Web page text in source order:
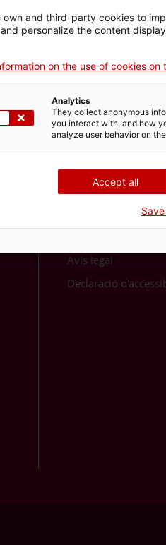
Més Informació
Política de galetes
Avís legal
Declaració
own and third-party cookies to
personalize the content
on the use of cookies on
Analytics
They collect anonymous
you interact with, and how
analyze user behavior on
Accept all